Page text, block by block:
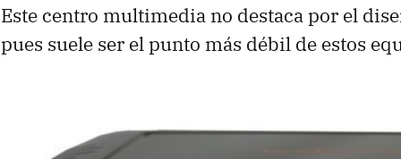
Este centro multimedia no destaca por el
pues suele ser el punto más débil de estos